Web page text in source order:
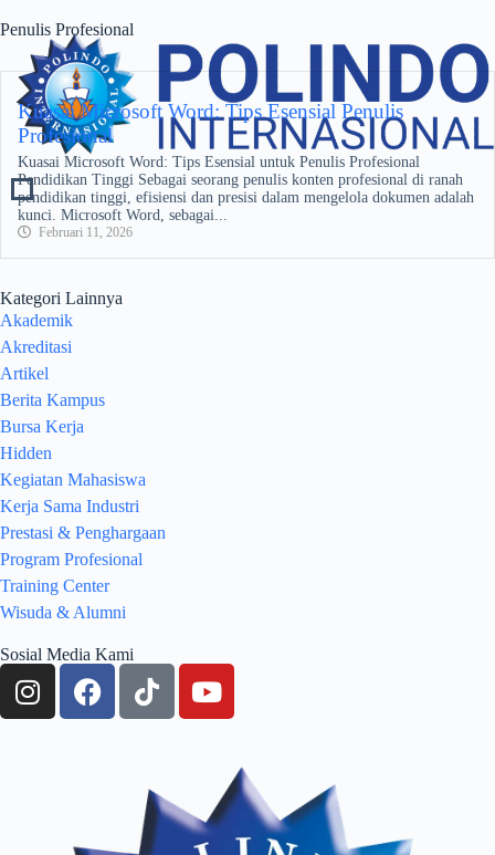
Penulis Profesional
Kuasai Microsoft Word: Tips Esensial Penulis
Profesional
Kuasai Microsoft Word: Tips Esensial untuk Penulis Profesional
Pendidikan Tinggi Sebagai seorang penulis konten profesional di ranah
pendidikan tinggi, efisiensi dan presisi dalam mengelola dokumen adalah
kunci. Microsoft Word, sebagai...
Februari 11, 2026
Kategori Lainnya
Akademik
Akreditasi
Artikel
Berita Kampus
Bursa Kerja
Hidden
Kegiatan Mahasiswa
Kerja Sama Industri
Prestasi & Penghargaan
Program Profesional
Training Center
Wisuda & Alumni
Sosial Media Kami